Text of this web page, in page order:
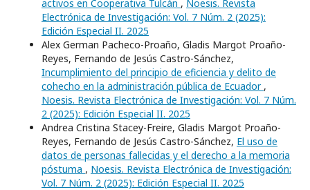
activos en Cooperativa Tulcán , Noesis. Revista
Electrónica de Investigación: Vol. 7 Núm. 2 (2025):
Edición Especial II. 2025
Alex German Pacheco-Proaño, Gladis Margot Proaño-
Reyes, Fernando de Jesús Castro-Sánchez,
Incumplimiento del principio de eficiencia y delito de
cohecho en la administración pública de Ecuador ,
Noesis. Revista Electrónica de Investigación: Vol. 7 Núm.
2 (2025): Edición Especial II. 2025
Andrea Cristina Stacey-Freire, Gladis Margot Proaño-
Reyes, Fernando de Jesús Castro-Sánchez, El uso de
datos de personas fallecidas y el derecho a la memoria
póstuma , Noesis. Revista Electrónica de Investigación:
Vol. 7 Núm. 2 (2025): Edición Especial II. 2025